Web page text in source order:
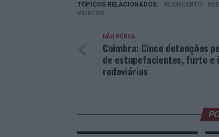
TÓPICOS RELACIONADOS: CONCERTO
SINTRA
NÃO PERCA
Coimbra: Cinco detenções
de estupefacientes, furto e
rodoviárias